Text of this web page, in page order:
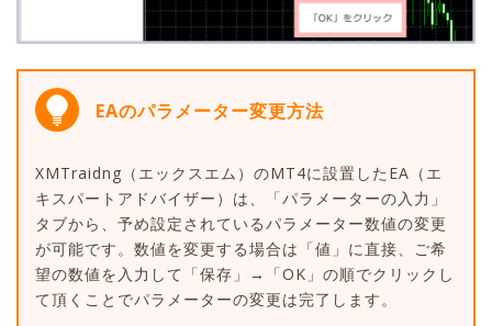
EAのパラメーター変更方法
XMTraidng（エックスエム）のMT4に設置したEA（エ
キスパートアドバイザー）は、「パラメーターの入力」
タブから、予め設定されているパラメーター数値の変更
が可能です。数値を変更する場合は「値」に直接、ご希
望の数値を入力して「保存」→「OK」の順でクリックし
て頂くことでパラメーターの変更は完了します。